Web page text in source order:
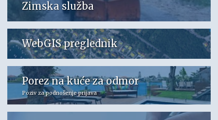
Zimska služba
WebGIS preglednik
Porez na kuće za odmor
Poziv za podnošenje prijava